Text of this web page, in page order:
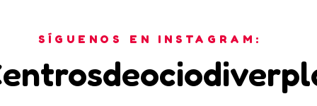
SÍGUENOS EN INSTAGRAM: